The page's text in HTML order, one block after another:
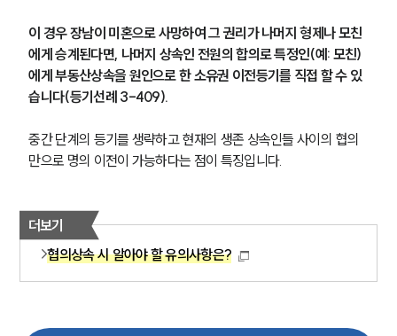
대륜법률상담예약
대륜법률상담예약
이 경우 장남이 미혼으로 사망하여 그 권리가 나머지 형제나 모친
에게 승계된다면, 나머지 상속인 전원의 합의로 특정인(예: 모친)
에게 부동산상속을 원인으로 한 소유권 이전등기를 직접 할 수 있
습니다(등기선례 3-409).
중간 단계의 등기를 생략하고 현재의 생존 상속인들 사이의 협의
만으로 명의 이전이 가능하다는 점이 특징입니다.
더보기
협의상속 시 알아야 할 유의사항은?